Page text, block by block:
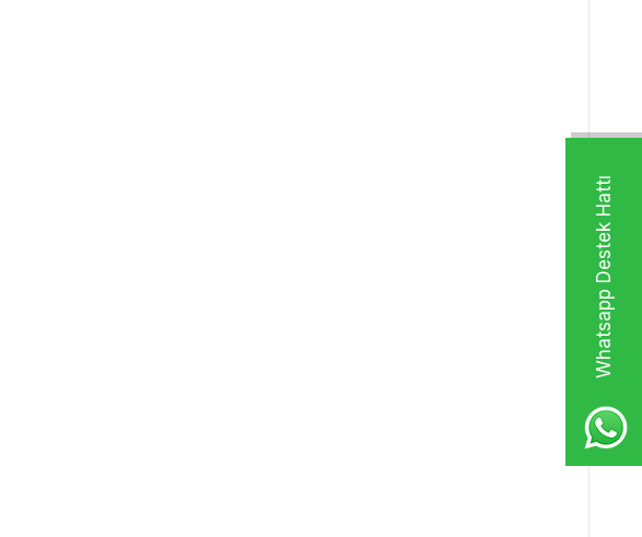
Whatsapp Destek Hattı